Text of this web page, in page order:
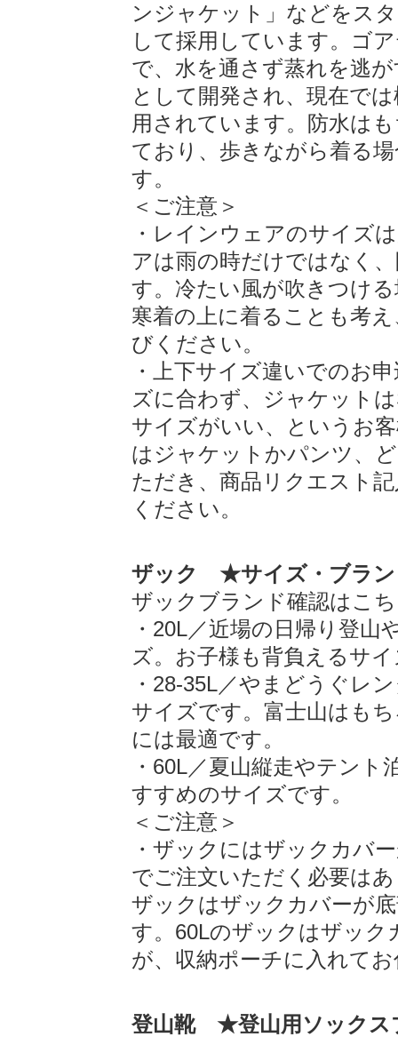
ンジャケット」などをス
して採用しています。ゴ
で、水を通さず蒸れを逃
として開発され、現在で
用されています。防水は
ており、歩きながら着る
す。
＜ご注意＞
・レインウェアのサイズ
アは雨の時だけではなく
す。冷たい風が吹きつけ
寒着の上に着ることも考
びください。
・上下サイズ違いでのお
ズに合わず、ジャケット
サイズがいい、というお
はジャケットかパンツ、
ただき、商品リクエスト
ください。
ザック ★サイズ・ブラン
ザックブランド確認はこ
・20L／近場の日帰り登
ズ。お子様も背負えるサ
・28-35L／やまどうぐレ
サイズです。富士山はも
には最適です。
・60L／夏山縦走やテン
すすめのサイズです。
＜ご注意＞
・ザックにはザックカバ
でご注文いただく必要は
ザックはザックカバーが
す。60Lのザックはザッ
が、収納ポーチに入れて
登山靴 ★登山用ソックス